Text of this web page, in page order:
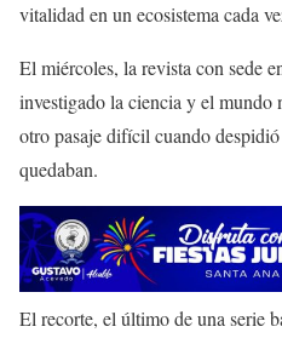
vitalidad en un ecosistema cada
El miércoles, la revista con sede
investigado la ciencia y el mundo
otro pasaje difícil cuando
quedaban.
El recorte, el último de una serie